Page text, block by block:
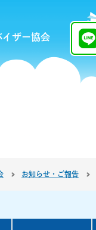
ザー協会
お知らせ・ご報告